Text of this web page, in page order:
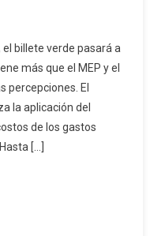
billete verde pasará a
más que el MEP y el
percepciones. El
la aplicación del
de los gastos
[…]